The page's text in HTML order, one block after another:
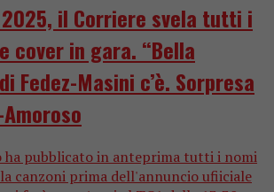
il Corriere svela tutti i
cover in gara. “Bella
Fedez-Masini c’è. Sorpresa
ha pubblicato in anteprima tutti i nomi
canzoni prima dell'annuncio ufiiciale